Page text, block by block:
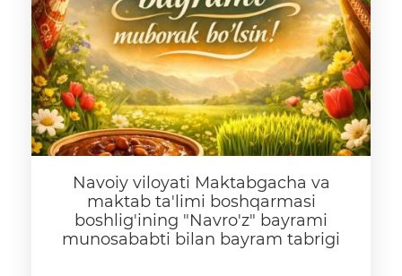
Navoiy viloyati Maktabgacha va
maktab ta'limi boshqarmasi
boshlig'ining "Navro'z" bayrami
munosababti bilan bayram tabrigi